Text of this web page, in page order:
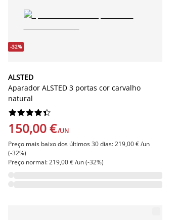
-32%
ALSTED
Aparador ALSTED 3 portas cor carvalho
natural






150,00 €/UN
Preço mais baixo dos últimos 30 dias: 219,00 € /un
(-32%)
Preço normal: 219,00 € /un (-32%)